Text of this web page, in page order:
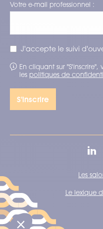
Votre e-mail professionnel :
J'accepte le suivi
En cliquant sur
les politiques de
Les
Le lexique